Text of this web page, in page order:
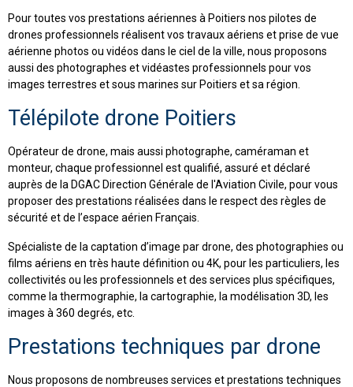
Pour toutes vos prestations aériennes à Poitiers nos pilotes de
drones professionnels réalisent vos travaux aériens et prise de vue
aérienne photos ou vidéos dans le ciel de la ville, nous proposons
aussi des photographes et vidéastes professionnels pour vos
images terrestres et sous marines sur Poitiers et sa région.
Télépilote drone Poitiers
Opérateur de drone, mais aussi photographe, caméraman et
monteur, chaque professionnel est qualifié, assuré et déclaré
auprès de la DGAC Direction Générale de l'Aviation Civile, pour vous
proposer des prestations réalisées dans le respect des règles de
sécurité et de l’espace aérien Français.
Spécialiste de la captation d’image par drone, des photographies ou
films aériens en très haute définition ou 4K, pour les particuliers, les
collectivités ou les professionnels et des services plus spécifiques,
comme la thermographie, la cartographie, la modélisation 3D, les
images à 360 degrés, etc.
Prestations techniques par drone
Nous proposons de nombreuses services et prestations techniques